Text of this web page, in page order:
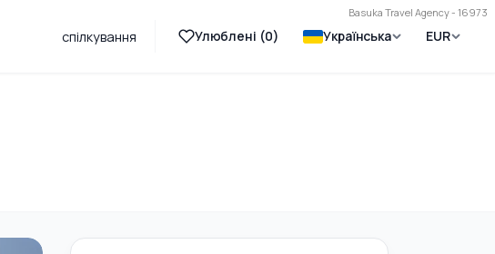
Basuka Travel Agency - 16973
спілкування Улюблені (0) Українська EUR